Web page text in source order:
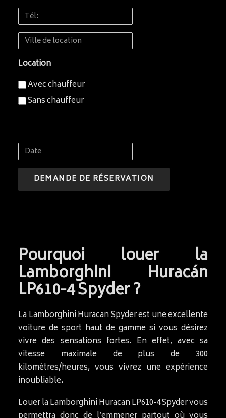
Tél:
Ville
de
location
Location
Avec chauffeur
Sans chauffeur
Date
Pourquoi louer la
Lamborghini Huracán
LP610-4 Spyder ?
La Lamborghini Huracan Spyder est une excellente
voiture de sport haut de gamme si vous désirez
vivre des sensations fortes. En effet, avec sa
vitesse maximale de plus de 300
kilomètres/heures, vous vivrez une expérience
inoubliable.
Louer la Lamborghini Huracan LP610-4 Spyder vous